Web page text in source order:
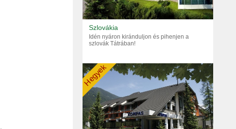
Szlovákia
Idén nyáron kiránduljon és pihenjen a
szlovák Tátrában!
Hegyek